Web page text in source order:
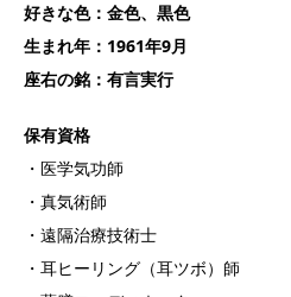
好きな色：金色、黒色
生まれ年：1961年9月
座右の銘：有言実行
保有資格
・医学気功師
・真気術師
・遠隔治療技術士
・耳ヒーリング（耳ツボ）師